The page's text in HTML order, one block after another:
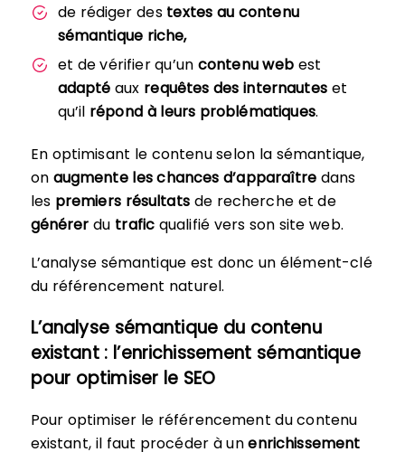
de rédiger des textes au contenu
sémantique riche,
et de vérifier qu’un contenu webest
adapté aux requêtes des internauteset
qu’il répond à leurs problématiques.
En optimisant le contenu selon la sémantique,
on augmente les chances d’apparaître dans
les premiers résultatsde recherche et de
générer du trafic qualifié vers son site web.
L’analyse sémantique est donc un élément-clé
du référencement naturel.
L’analyse sémantique du contenu
existant : l’enrichissement sémantique
pour optimiser le SEO
Pour optimiser le référencement du contenu
existant, il faut procéder à unenrichissement